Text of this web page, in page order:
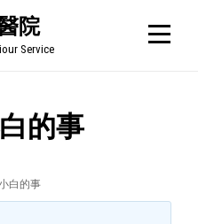
院
Service
的事
白的事